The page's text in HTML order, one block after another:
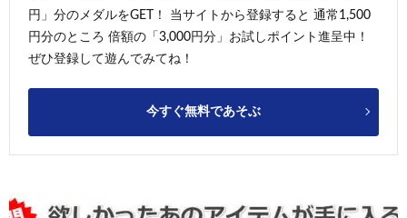
円」分のメダルをGET！ 当サイトから登録すると 通常1,500
円分のところ 倍額の「3,000円分」お試しポイント進呈中！
ぜひ登録して遊んでみてね！
今すぐ無料であそぶ